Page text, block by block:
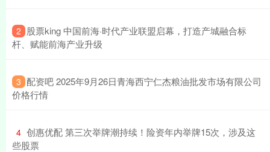
2 ​股票king 中国前海·时代产业联盟启幕，打造产城融合标
杆、赋能前海产业升级
3 ​配资吧 2025年9月26日青海西宁仁杰粮油批发市场有限公司
价格行情
4 ​创惠优配 第三次举牌潮持续！险资年内举牌15次，涉及这
些股票